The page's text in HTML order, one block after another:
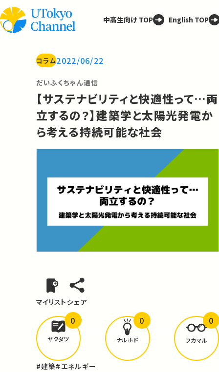
中高生向け TOP English TOP
コラム2022/06/22
だいふくちゃん通信
【サステナビリティと快適性って…両
立するの？】建築学と太陽光発電か
ら考える持続可能な社会
マイリスト シェア
どんな学びがありましたか？
ヤクダツ
0
ナルホド
0
フカマル
0
#建築#エネルギー